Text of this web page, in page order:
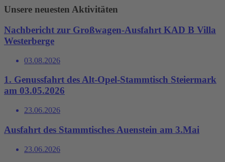
Unsere neuesten Aktivitäten
Nachbericht zur Großwagen-Ausfahrt KAD B Villa
Westerberge
03.08.2026
1. Genussfahrt des Alt-Opel-Stammtisch Steiermark
am 03.05.2026
23.06.2026
Ausfahrt des Stammtisches Auenstein am 3.Mai
23.06.2026